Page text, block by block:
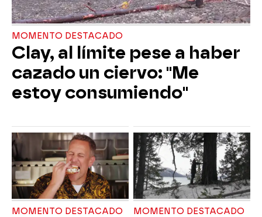
MOMENTO DESTACADO
Clay, al límite pese a haber
cazado un ciervo: "Me
estoy consumiendo"
MOMENTO DESTACADO MOMENTO DESTACADO